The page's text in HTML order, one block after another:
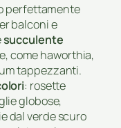
perfettamente
balconi e
succulente
come haworthia,
tappezzanti.
: rosette
globose,
dal verde scuro